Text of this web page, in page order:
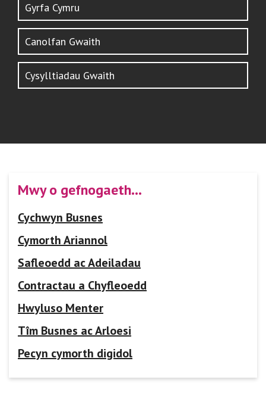
Gyrfa Cymru
Canolfan Gwaith
Cysylltiadau Gwaith
Mwy o gefnogaeth…
Cychwyn Busnes
Cymorth Ariannol
Safleoedd ac Adeiladau
Contractau a Chyfleoedd
Hwyluso Menter
Tîm Busnes ac Arloesi
Pecyn cymorth digidol